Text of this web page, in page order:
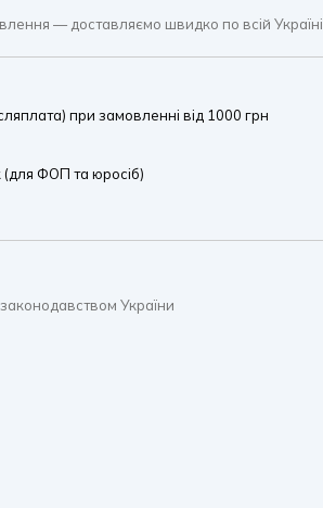
— доставляємо швидко по всій Україні
при замовленні від 1000 грн
(для ФОП та юросіб)
України